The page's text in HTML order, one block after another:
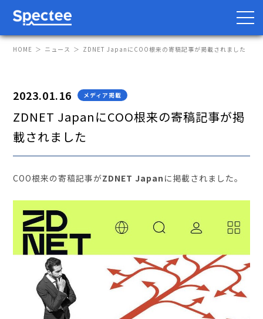
防災・BCP向け
サービス
Spectee Pro
Spectee SCR
導入事例
レポート
セミナー・イベント
HOME ニュース ZDNET JapanにCOO根来の寄稿記事が掲載されました
2023.01.16 メディア掲載
ZDNET JapanにCOO根来の寄稿記事が掲
載されました
COO根来の寄稿記事がZDNET Japan に掲載されました。